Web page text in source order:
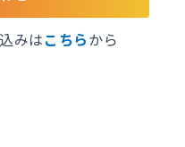
みはこちらから